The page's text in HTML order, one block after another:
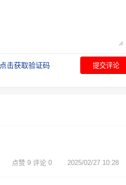
点击获取验证码 提交评论
2025/02/27 10:28
点赞 9 评论 0